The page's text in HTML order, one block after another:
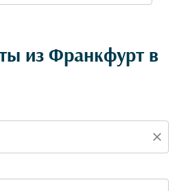
из Франкфурт в
close